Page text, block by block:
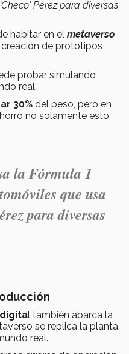
Pérez para diversas
habitar en el metaverso
creación de prototipos
probar simulando
real.
30% del peso, pero en
no solamente esto,
la Fórmula 1
que usa
para diversas
l también abarca la
se replica la planta
real.